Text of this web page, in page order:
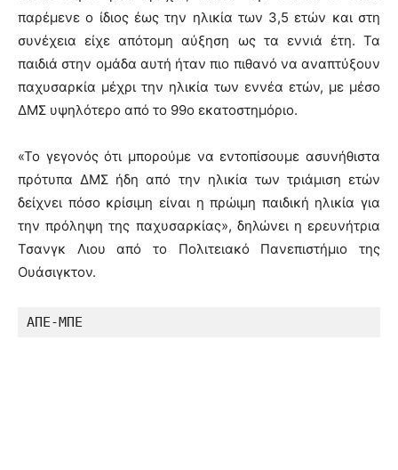
παρέμενε ο ίδιος έως την ηλικία των 3,5 ετών και στη
συνέχεια είχε απότομη αύξηση ως τα εννιά έτη. Τα
παιδιά στην ομάδα αυτή ήταν πιο πιθανό να αναπτύξουν
παχυσαρκία μέχρι την ηλικία των εννέα ετών, με μέσο
ΔΜΣ υψηλότερο από το 99ο εκατοστημόριο.
«Το γεγονός ότι μπορούμε να εντοπίσουμε ασυνήθιστα
πρότυπα ΔΜΣ ήδη από την ηλικία των τριάμιση ετών
δείχνει πόσο κρίσιμη είναι η πρώιμη παιδική ηλικία για
την πρόληψη της παχυσαρκίας», δηλώνει η ερευνήτρια
Τσανγκ Λιου από το Πολιτειακό Πανεπιστήμιο της
Ουάσιγκτον.
ΑΠΕ-ΜΠΕ